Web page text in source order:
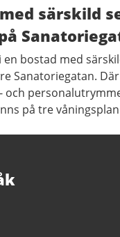
särskild
bostad med
Sanatoriegatan.
och
på tre